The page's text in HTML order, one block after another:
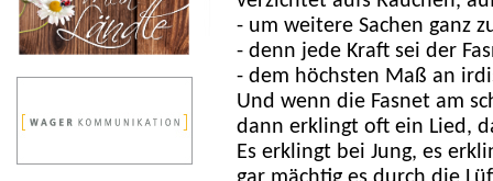
- um weitere Sachen ganz
- denn jede Kraft sei der
- dem höchsten Maß an
Und wenn die Fasnet am
dann erklingt oft ein Lied,
Es erklingt bei Jung, es